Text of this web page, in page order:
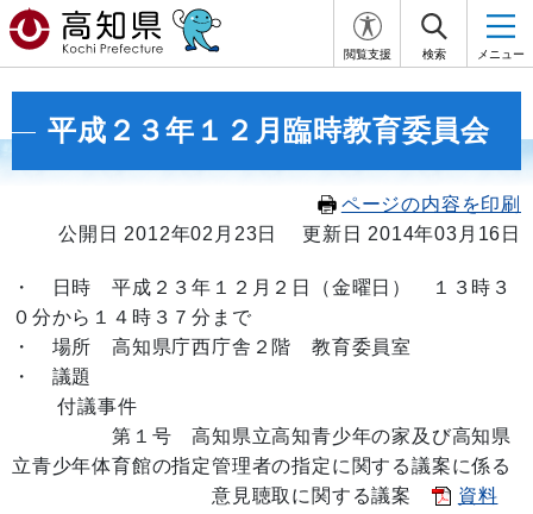
閲覧支援 検索 メニュー
平成２３年１２月臨時教育委員会
ページの内容を印刷
公開日 2012年02月23日
更新日 2014年03月16日
・ 日時 平成２３年１２月２日（金曜日） １３時３
０分から１４時３７分まで
・ 場所 高知県庁西庁舎２階 教育委員室
・ 議題
付議事件
第１号 高知県立高知青少年の家及び高知県
立青少年体育館の指定管理者の指定に関する議案に係る
意見聴取に関する議案
資料